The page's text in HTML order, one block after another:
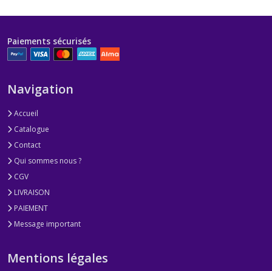
Paiements sécurisés
Navigation
Accueil
Catalogue
Contact
Qui sommes nous ?
CGV
LIVRAISON
PAIEMENT
Message important
Mentions légales